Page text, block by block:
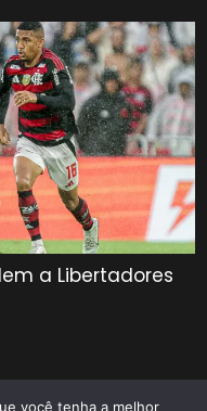
a Libertadores
você tenha a melhor